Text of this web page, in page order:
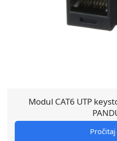
Modul CAT6 UTP